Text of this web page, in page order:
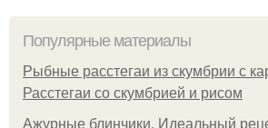
Популярные материалы
Рыбные расстегаи из скумбрии с
Расстегаи со скумбрией и рисом
Ажурные блинчики. Идеальный